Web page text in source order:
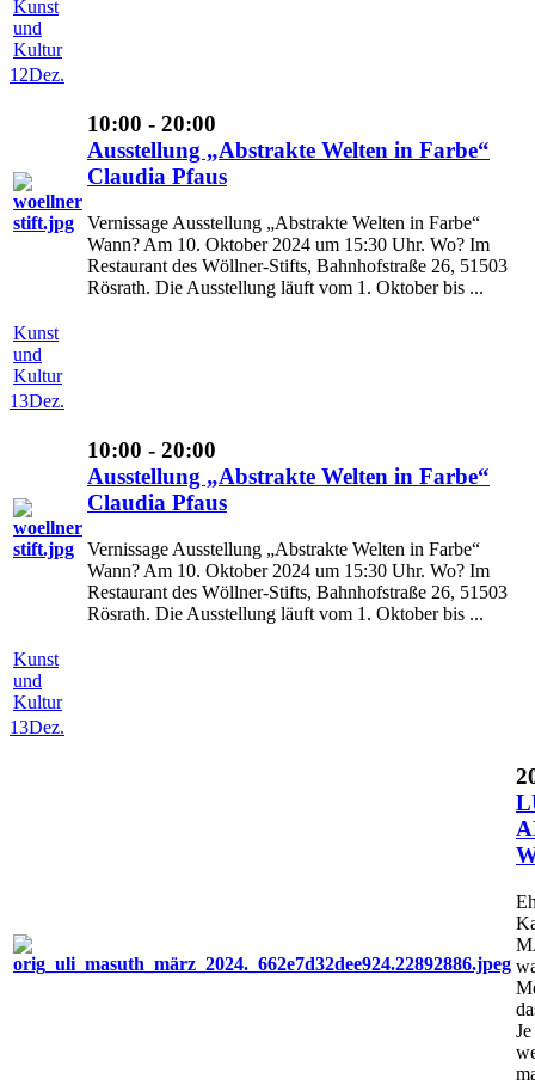
Kunst
und
Kultur
12Dez.
10:00 - 20:00
Ausstellung „Abstrakte Welten in Farbe“
Claudia Pfaus
Vernissage Ausstellung „Abstrakte Welten in Farbe“
Wann? Am 10. Oktober 2024 um 15:30 Uhr. Wo? Im
Restaurant des Wöllner-Stifts, Bahnhofstraße 26, 51503
Rösrath. Die Ausstellung läuft vom 1. Oktober bis ...
Kunst
und
Kultur
13Dez.
10:00 - 20:00
Ausstellung „Abstrakte Welten in Farbe“
Claudia Pfaus
Vernissage Ausstellung „Abstrakte Welten in Farbe“
Wann? Am 10. Oktober 2024 um 15:30 Uhr. Wo? Im
Restaurant des Wöllner-Stifts, Bahnhofstraße 26, 51503
Rösrath. Die Ausstellung läuft vom 1. Oktober bis ...
Kunst
und
Kultur
13Dez.